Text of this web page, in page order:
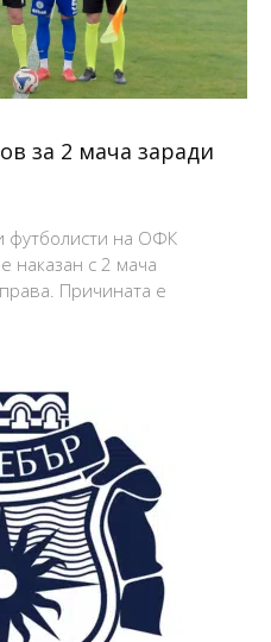
за 2 мача заради
футболисти на ОФК
наказан с 2 мача
Причината е